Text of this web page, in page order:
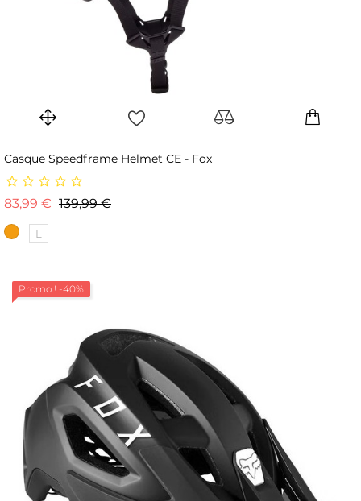
Casque Speedframe Helmet CE - Fox
83,99 € Prix de base
139,99 €Prix
L
Promo ! -40%